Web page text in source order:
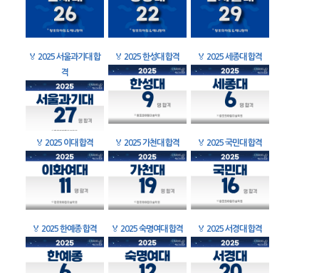
🏅 2025 서울과기대 합
격
🏅 2025 한성대 합격 🏅 2025 세종대 합격
🏅 2025 이대 합격 🏅 2025 가천대 합격 🏅 2025 국민대 합격
🏅 2025 한예종 합격 🏅 2025 숙명여대 합격 🏅 2025 서경대 합격